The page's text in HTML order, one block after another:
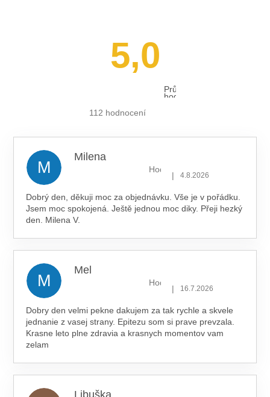
5,0
Průměrné
hodnocení
112 hodnocení
M
Milena
Hodnocení obchodu je 5 z 5
| 4.8.2026
Dobrý den, děkuji moc za objednávku. Vše je v pořádku.
Jsem moc spokojená. Ještě jednou moc diky. Přeji hezký
den. Milena V.
M
Mel
Hodnocení obchodu je 5 z 5
| 16.7.2026
Dobry den velmi pekne dakujem za tak rychle a skvele
jednanie z vasej strany. Epitezu som si prave prevzala.
Krasne leto plne zdravia a krasnych momentov vam
zelam